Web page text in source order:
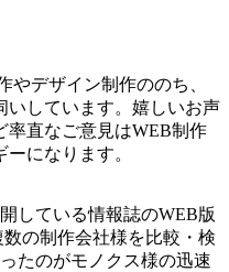
やデザイン制作ののち、
いしています。嬉しいお声
率直なご意見はWEB制作
になります。
している情報誌のWEB版
の制作会社様を比較・検
たのがモノクス様の迅速